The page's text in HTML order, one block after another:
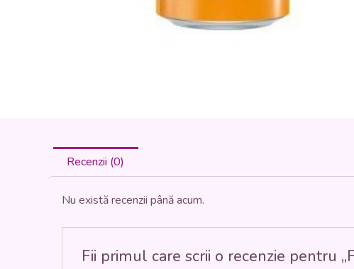
Recenzii (0)
Nu există recenzii până acum.
Fii primul care scrii o recenzie pentru